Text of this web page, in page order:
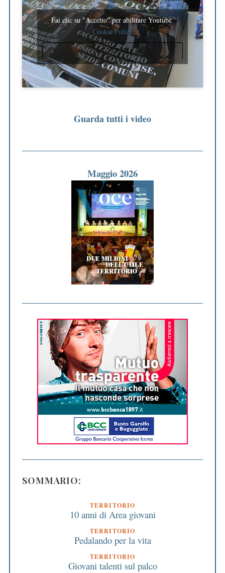
Fai clic su "Accetto" per abilitare Youtube
Cookie Policy
ACCETTO
Guarda tutti i video
Maggio 2026
SOMMARIO:
TERRITORIO
10 anni di Area giovani
TERRITORIO
Pedalando per la vita
TERRITORIO
Giovani talenti sul palco